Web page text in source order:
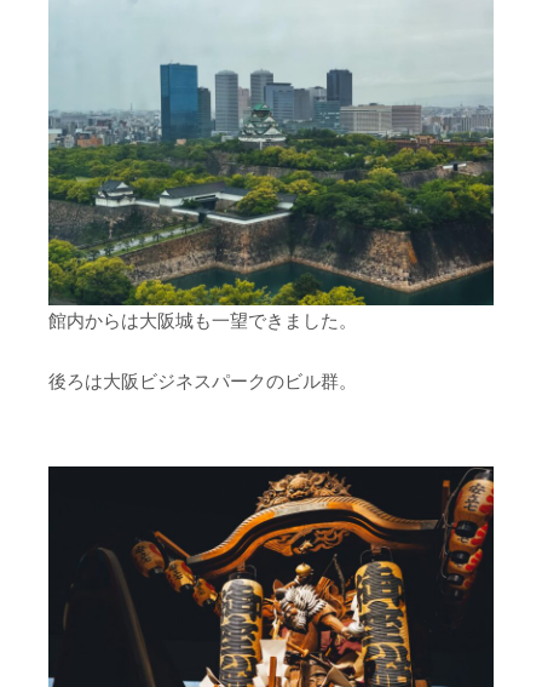
館内からは大阪城も一望できました。
後ろは大阪ビジネスパークのビル群。